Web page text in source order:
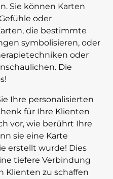
Sie können Karten
oder
die bestimmte
symbolisieren, oder
oder
Die
Ihre personalisierten
für Ihre Klienten
vor, wie berührt Ihre
sie eine Karte
erstellt wurde! Dies
tiefere Verbindung
Klienten zu schaffen